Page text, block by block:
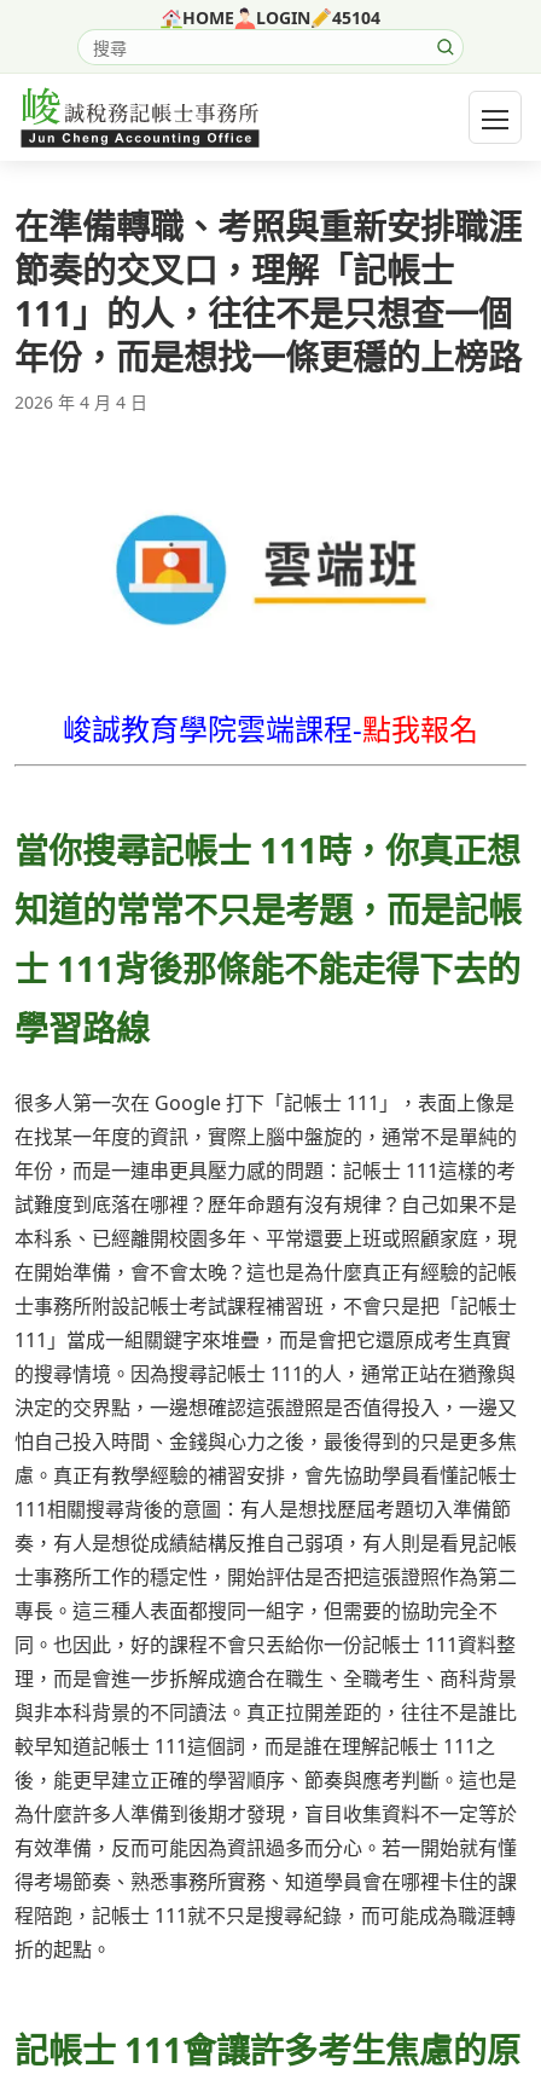
HOME LOGIN 45104
搜尋網站內容
開啟
在準備轉職、考照與重新安排職涯
節奏的交叉口，理解「記帳士
111」的人，往往不是只想查一個
年份，而是想找一條更穩的上榜路
2026 年 4 月 4 日
峻誠教育學院雲端課程-點我報名
當你搜尋記帳士 111時，你真正想
知道的常常不只是考題，而是記帳
士 111背後那條能不能走得下去的
學習路線
很多人第一次在 Google 打下「記帳士 111」，表面上像是
在找某一年度的資訊，實際上腦中盤旋的，通常不是單純的
年份，而是一連串更具壓力感的問題：記帳士 111這樣的考
試難度到底落在哪裡？歷年命題有沒有規律？自己如果不是
本科系、已經離開校園多年、平常還要上班或照顧家庭，現
在開始準備，會不會太晚？這也是為什麼真正有經驗的記帳
士事務所附設記帳士考試課程補習班，不會只是把「記帳士
111」當成一組關鍵字來堆疊，而是會把它還原成考生真實
的搜尋情境。因為搜尋記帳士 111的人，通常正站在猶豫與
決定的交界點，一邊想確認這張證照是否值得投入，一邊又
怕自己投入時間、金錢與心力之後，最後得到的只是更多焦
慮。真正有教學經驗的補習安排，會先協助學員看懂記帳士
111相關搜尋背後的意圖：有人是想找歷屆考題切入準備節
奏，有人是想從成績結構反推自己弱項，有人則是看見記帳
士事務所工作的穩定性，開始評估是否把這張證照作為第二
專長。這三種人表面都搜同一組字，但需要的協助完全不
同。也因此，好的課程不會只丟給你一份記帳士 111資料整
理，而是會進一步拆解成適合在職生、全職考生、商科背景
與非本科背景的不同讀法。真正拉開差距的，往往不是誰比
較早知道記帳士 111這個詞，而是誰在理解記帳士 111之
後，能更早建立正確的學習順序、節奏與應考判斷。這也是
為什麼許多人準備到後期才發現，盲目收集資料不一定等於
有效準備，反而可能因為資訊過多而分心。若一開始就有懂
得考場節奏、熟悉事務所實務、知道學員會在哪裡卡住的課
程陪跑，記帳士 111就不只是搜尋紀錄，而可能成為職涯轉
折的起點。
記帳士 111會讓許多考生焦慮的原